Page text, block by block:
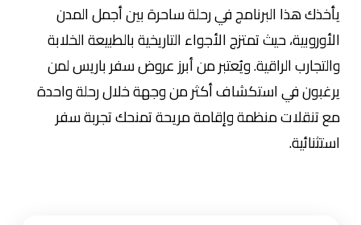
يأخذك هذا البرنامج في رحلة ساحرة بين أجمل المدن
الأوروبية، حيث تمتزج الأجواء التاريخية بالطبيعة الخلابة
والتجارب الراقية. ويُعتبر من أبرز عروض سفر باريس لمن
يرغبون في استكشاف أكثر من وجهة خلال رحلة واحدة
مع تنقلات منظمة وإقامة مريحة تمنحك تجربة سفر
استثنائية.